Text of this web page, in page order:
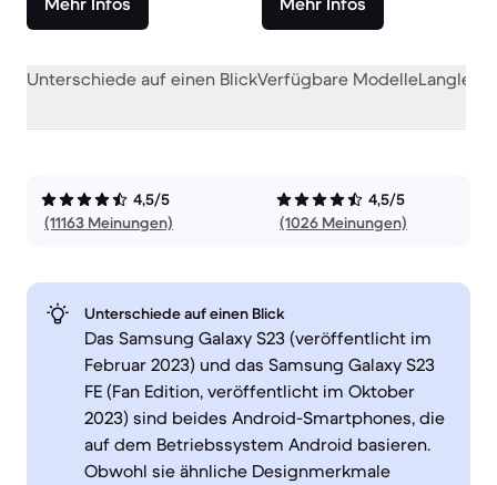
Unterschiede auf einen BlickVerfügbare Modelle
4,5/5
(11163 Meinungen)
4,5/5
(1026 Meinungen)
Unterschiede auf einen Blick
Das Samsung Galaxy S23 (veröffentlicht im
Februar 2023) und das Samsung Galaxy S23
FE (Fan Edition, veröffentlicht im Oktober
2023) sind beides Android-Smartphones, die
auf dem Betriebssystem Android basieren.
Obwohl sie ähnliche Designmerkmale